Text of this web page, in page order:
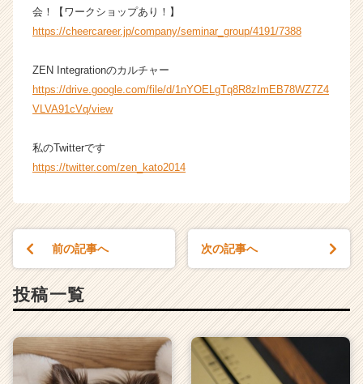
ア
（C
e
e
e
r）
会！【ワークショップあり！】
https://cheercareer.jp/company/seminar_group/4191/7388
ZEN Integrationのカルチャー
https://drive.google.com/file/d/1nYOELgTq8R8zImEB78WZ7Z4
VLVA91cVq/view
私のTwitterです
https://twitter.com/zen_kato2014
前の記事へ 次の記事へ
投稿一覧